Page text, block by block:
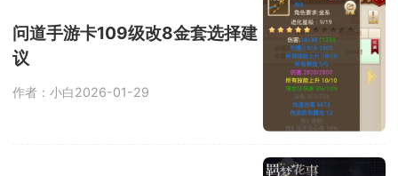
问道手游卡109级改8金套选择建
议
作者：小白2026-01-29